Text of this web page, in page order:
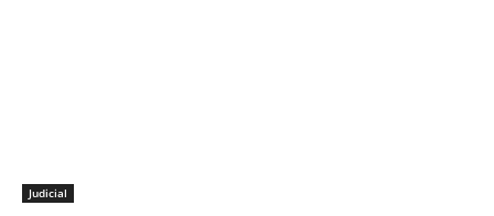
Judicial